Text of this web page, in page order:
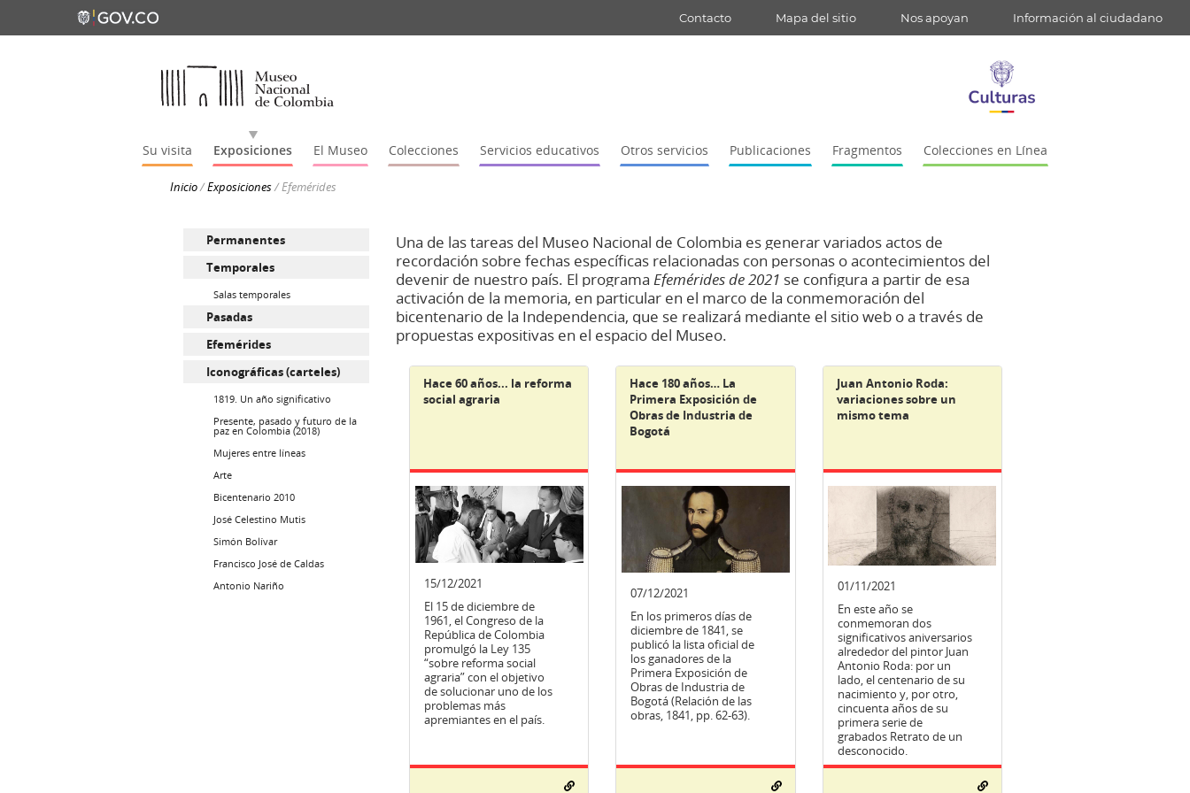
Contacto Mapa del sitio Nos apoyan Información al ciudadano
Su visita Exposiciones El Museo Colecciones Servicios educativos Otros servicios Publicaciones Fragmentos Colecciones en Línea
Inicio/Exposiciones/Efemérides
Permanentes
Temporales
Salas temporales
Pasadas
Efemérides
Iconográficas (carteles)
1819. Un año significativo
Presente, pasado y futuro de la
paz en Colombia (2018)
Mujeres entre líneas
Arte
Bicentenario 2010
José Celestino Mutis
Simón Bolívar
Francisco José de Caldas
Antonio Nariño
Una de las tareas del Museo Nacional de Colombia es generar variados actos de
recordación sobre fechas específicas relacionadas con personas o acontecimientos del
devenir de nuestro país. El programa Efemérides de 2021 se configura a partir de esa
activación de la memoria, en particular en el marco de la conmemoración del
bicentenario de la Independencia, que se realizará mediante el sitio web o a través de
propuestas expositivas en el espacio del Museo.
Hace 60 años... la reforma
social agraria
15/12/2021
El 15 de diciembre de
1961, el Congreso de la
República de Colombia
promulgó la Ley 135
“sobre reforma social
agraria” con el objetivo
de solucionar uno de los
problemas más
apremiantes en el país.
Hace 180 años… La
Primera Exposición de
Obras de Industria de
Bogotá
07/12/2021
En los primeros días de
diciembre de 1841, se
publicó la lista oficial de
los ganadores de la
Primera Exposición de
Obras de Industria de
Bogotá (Relación de las
obras, 1841, pp. 62-63).
Juan Antonio Roda:
variaciones sobre un
mismo tema
01/11/2021
En este año se
conmemoran dos
significativos aniversarios
alrededor del pintor Juan
Antonio Roda: por un
lado, el centenario de su
nacimiento y, por otro,
cincuenta años de su
primera serie de
grabados Retrato de un
desconocido.